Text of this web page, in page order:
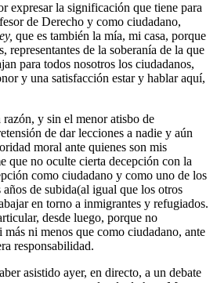
expresar la significación que tiene para
de Derecho y como ciudadano,
que es también la mía, mi casa, porque
representantes de la soberanía de la que
para todos nosotros los ciudadanos,
y una satisfacción estar y hablar aquí,
razón, y sin el menor atisbo de
de dar lecciones a nadie y aún
moral ante quienes son mis
que no oculte cierta decepción con la
como ciudadano y como uno de los
de subida(al igual que los otros
en torno a inmigrantes y refugiados.
desde luego, porque no
más ni menos que como ciudadano, ante
responsabilidad.
asistido ayer, en directo, a un debate